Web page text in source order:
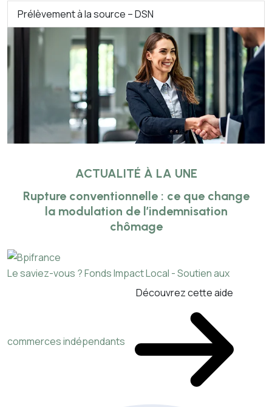
Prélèvement à la source – DSN
ACTUALITÉ À LA UNE
Rupture conventionnelle : ce que change
la modulation de l’indemnisation
chômage
Le saviez-vous ?Fonds Impact Local - Soutien aux
commerces indépendants
Découvrez cette aide